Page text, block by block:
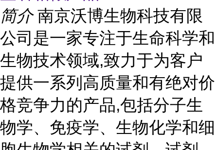
简介 南京沃博生物科技有限
公司是一家专注于生命科学和
生物技术领域,致力于为客户
提供一系列高质量和有绝对价
格竞争力的产品,包括分子生
物学、免疫学、生物化学和细